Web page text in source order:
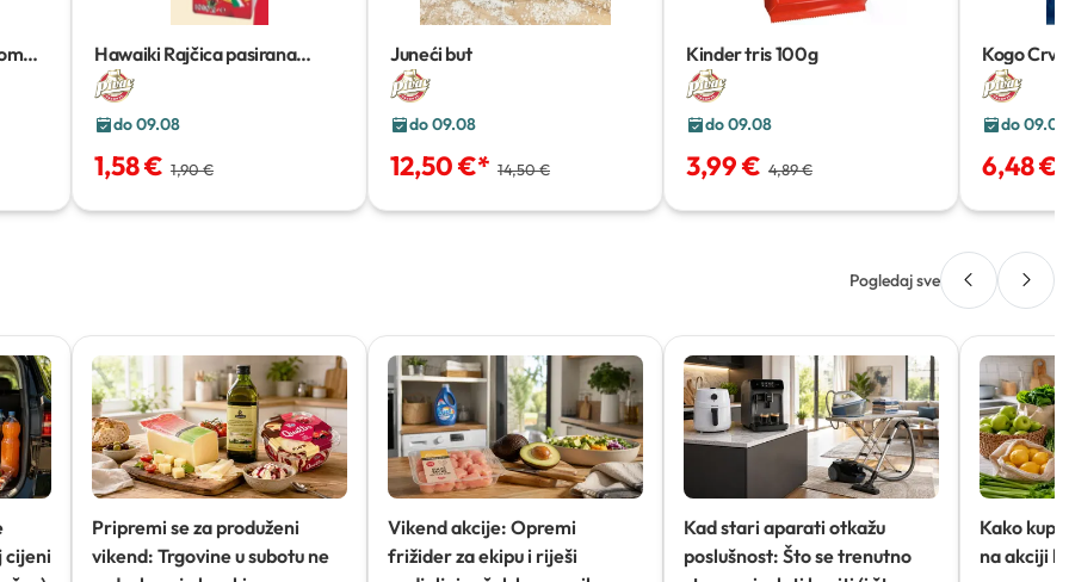
Hawaiki Rajčica pasirana
1000g
do 09.08
1,58 € 1,90 €
Juneći but
do 09.08
12,50 €* 14,50 €
Kinder tris100g
do 09.08
3,99 € 4,89 €
Kogo
do 09.08
6,48 €
Pogledaj sve
cijeni
Pripremi se za produženi
vikend: Trgovine u subotu ne
Vikend akcije: Opremi
frižider za ekipu i riješi
Kad stari aparati otkažu
poslušnost: Što se trenutno
Kako
na akciji